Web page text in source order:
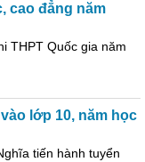
, cao đẳng năm
THPT Quốc gia năm
lớp 10, năm học
tiến hành tuyển